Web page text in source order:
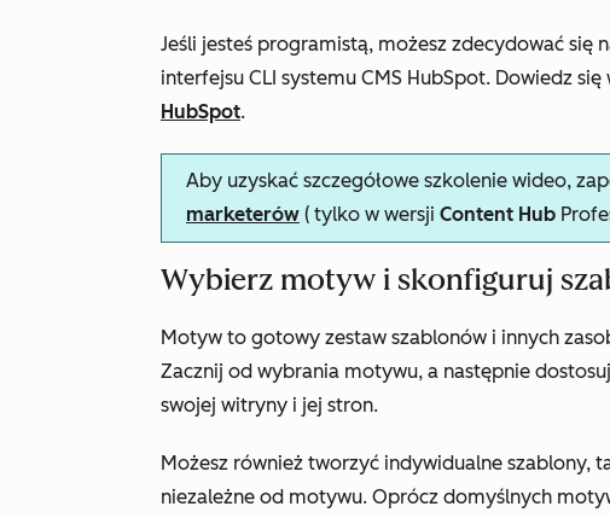
Jeśli jesteś programistą, możesz zdecydować
interfejsu CLI systemu CMS HubSpot. Dowiedz się
HubSpot.
Aby uzyskać szczegółowe szkolenie wideo,
marketerów ( tylko w wersji Content Hub
Wybierz motyw i skonfiguruj
Motyw to gotowy zestaw szablonów i innych
Zacznij od wybrania motywu, a następnie
swojej witryny i jej stron.
Możesz również tworzyć indywidualne szablony,
niezależne od motywu. Oprócz domyślnych